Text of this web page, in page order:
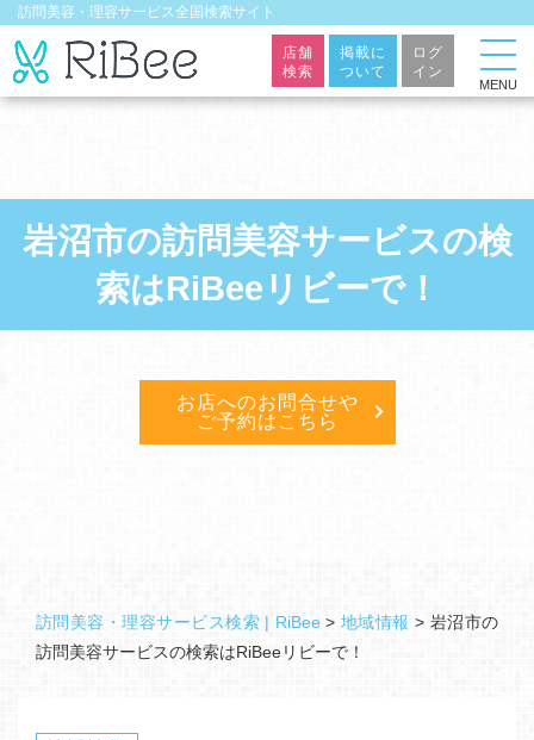
訪問美容・理容サービス全国検索サイト
店舗
検索
掲載に
ついて
ログ
イン
MENU
岩沼市の訪問美容サービスの検
索はRiBeeリビーで！
お店へのお問合せや
ご予約はこちら
訪問美容・理容サービス検索 | RiBee > 地域情報 > 岩沼市の
訪問美容サービスの検索はRiBeeリビーで！